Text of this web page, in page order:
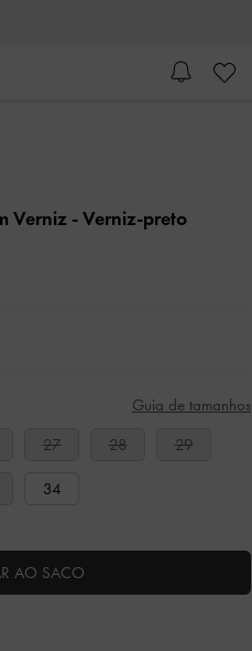
Verniz - Verniz-preto
Guia de tamanhos
27 28 29
34
AO SACO